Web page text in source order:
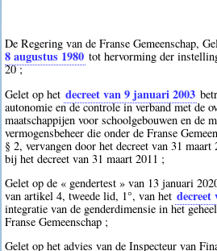
De Regering van de Franse Gemeenschap,
8 augustus 1980 tot hervorming der
20 ;
Gelet op het decreet van 9 januari 2003
autonomie en de controle in verband met de
maatschappijen voor schoolgebouwen en de
vermogensbeheer die onder de Franse
§ 2, vervangen door het decreet van 31
bij het decreet van 31 maart 2011 ;
Gelet op de « gendertest » van 13 januari
van artikel 4, tweede lid, 1°, van het decreet
integratie van de genderdimensie in het
Franse Gemeenschap ;
Gelet op het advies van de Inspecteur van